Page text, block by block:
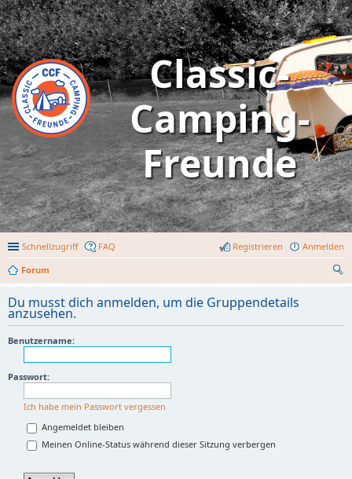
Classic-
Camping-
Freunde
Schnellzugriff FAQ Anmelden
Registrieren
Forum
Du musst dich anmelden, um die Gruppendetails
anzusehen.
Benutzername:
Passwort:
Ich habe mein Passwort vergessen
Angemeldet bleiben
Meinen Online-Status während dieser Sitzung verbergen